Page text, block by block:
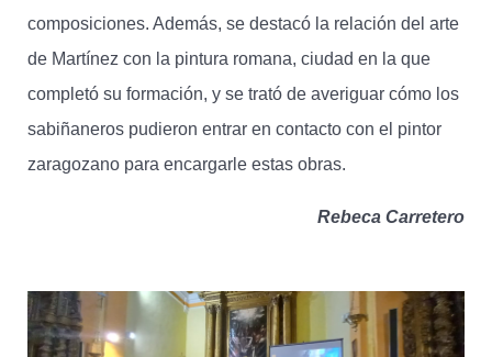
composiciones. Además, se destacó la relación del arte
de Martínez con la pintura romana, ciudad en la que
completó su formación, y se trató de averiguar cómo los
sabiñaneros pudieron entrar en contacto con el pintor
zaragozano para encargarle estas obras.
Rebeca Carretero